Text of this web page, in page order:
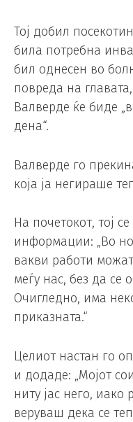
Тој добил
била потребна
бил однесен во
повреда на
Валверде ќе биде
дена“.
Валверде го
која ја негираше
На почетокот, тој
информации: „Во
вакви работи
меѓу нас, без да се
Очигледно, има
приказната.“
Целиот настан го
и додаде: „Мојот
ниту јас него,
веруваш дека се